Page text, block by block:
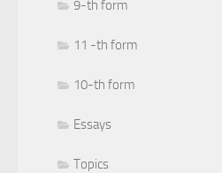
9-th form
11 -th form
10-th form
Essays
Topics